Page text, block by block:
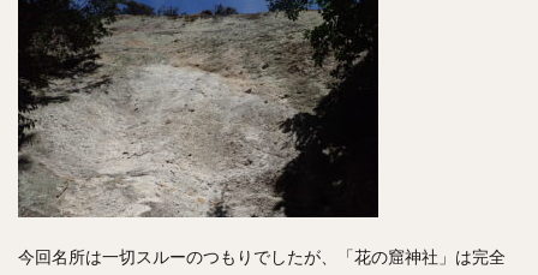
今回名所は一切スルーのつもりでしたが、「花の窟神社」は完全